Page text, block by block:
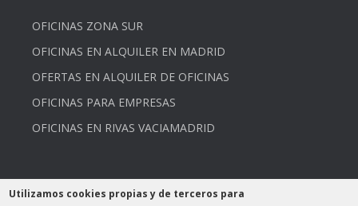
OFICINAS ZONA SUR
OFICINAS EN ALQUILER EN MADRID
OFERTAS EN ALQUILER DE OFICINAS
OFICINAS PARA EMPRESAS
OFICINAS EN RIVAS VACIAMADRID
Utilizamos cookies propias y de terceros para